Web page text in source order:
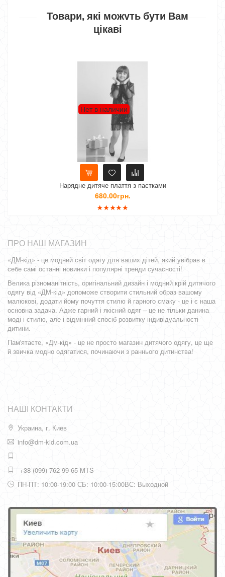
Товари, які можуть бути Вам
цікаві
плаття з паєтками Дитяче нарядне
ПРО НАШ МАГАЗИН
«ДМ-кід» - це модний світ одягу для ваших дітей, який увібрав в
себе самі останні новинки і популярні тренди сучасності!
Велика різноманітність, оригінальний дизайн і модний крій дитячого
одягу від «ДМ-кід» допоможе створити стильний образ вашому
малюкові, додати йому почуття стилю й гарного смаку - це і є наша
основна задача. Адже гарний і якісний одяг – це не тільки данина
моді і стилю, але і відмінний спосіб розвитку індивідуальності
дитини.
Пам'ятаєте, «Дм-кід» - це не просто магазин дитячого одягу, це ще
й звичка модно одягатися, починаючи з раннього дитинства!
НАШІ КОНТАКТИ
Украина, г. Киев
info@dm-kid.com.ua
+38 (099) 762-99-65 MTS
ПН-ПТ: 10:00-19:00 СБ: 10:00-15:00ВС: Выходной